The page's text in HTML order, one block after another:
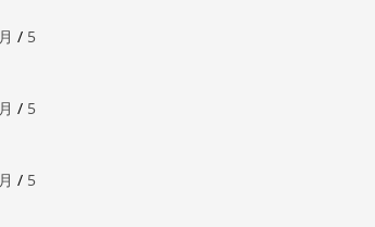
/ 5
/ 5
/ 5